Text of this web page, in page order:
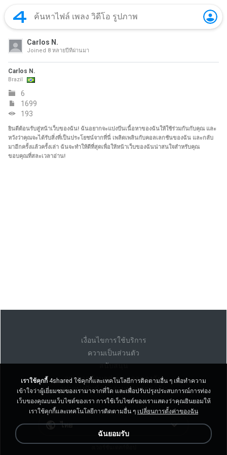
Carlos N.
Joined 8 หลายปีที่ผ่านมา
Carlos N.
Brazil
6
1699
193
ยินดีต้อนรับสู่หน้าเว็บของฉัน! ฉันอยากจะแบ่งปันเนื้อหาของฉันให้ใช้ร่วมกันกับคุณ และ
หวังว่าคุณจะได้รับสิ่งที่เป็นประโยชน์จากที่นี่ เพลิดเพลินกับคอลเลกชันของฉัน และกลับ
มาอีกครั้งแล้วครั้งเล่า ฉันจะทำให้ดีที่สุดเพื่อให้หน้าเว็บของฉันน่าสนใจสำหรับคุณ
ขอบคุณที่สละเวลาอ่าน!
เงื่อนไขการใช้บริการ
ความเป็นส่วนตัว
สนับสนุน
อย่าขายข้อมูลส่วนบุคคลของฉัน
อย่าแบ่งปันข้อมูลส่วนบุคคลของฉัน
ไทย
เราใช้คุกกี้ 4shared ใช้คุกกี้และเทคโนโลยีการติดตามอื่น ๆ เพื่อทำความ
เข้าใจว่าผู้เยี่ยมชมของเรามาจากที่ใด และเพื่อปรับปรุงประสบการณ์การท่อง
เว็บของคุณบนเว็บไซต์ของเรา การใช้เว็บไซต์ของเราแสดงว่าคุณยินยอมให้
เราใช้คุกกี้และเทคโนโลยีการติดตามอื่น ๆ เปลี่ยนการตั้งค่าของฉัน
ฉันยอมรับ